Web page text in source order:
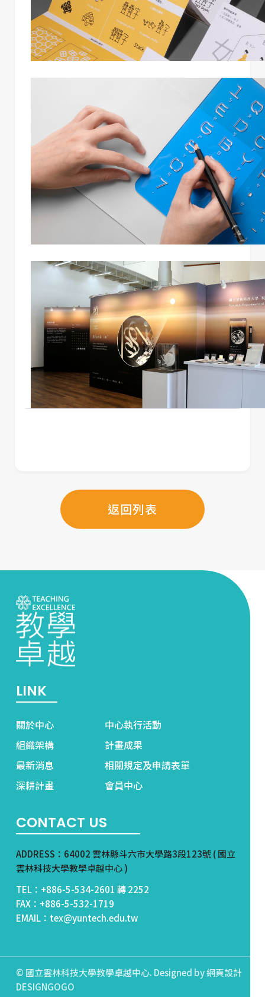
返回列表
LINK
關於中心
中心執行活動
組織架構
計畫成果
最新消息
相關規定及申請表單
深耕計畫
會員中心
CONTACT US
ADDRESS：64002 雲林縣斗六市大學路3段123號 ( 國立
雲林科技大學教學卓越中心 )
TEL：+886-5-534-2601 轉 2252
FAX：+886-5-532-1719
EMAIL：tex@yuntech.edu.tw
© 國立雲林科技大學教學卓越中心. Designed by網頁設計
DESIGNGOGO